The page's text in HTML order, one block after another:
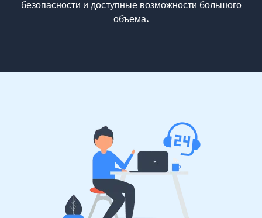
безопасности и доступные возможности большого
объема.